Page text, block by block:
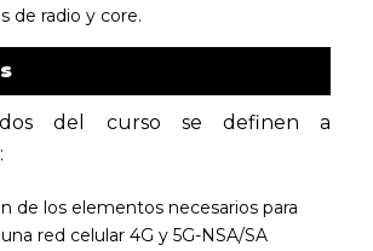
de radio y core.
del curso se definen a
de los elementos necesarios para
red celular 4G y 5G-NSA/SA